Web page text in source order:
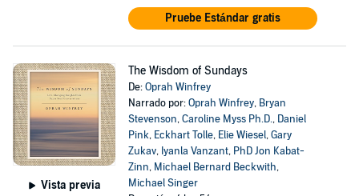
Pruebe Estándar gratis
Vista previa
The Wisdom of Sundays
De:Oprah Winfrey
Narrado por:Oprah Winfrey, Bryan
Stevenson,Caroline Myss Ph.D., Daniel
Pink, Eckhart Tolle, Elie Wiesel,Gary
Zukav, Iyanla Vanzant, PhD Jon Kabat-
Zinn, Michael Bernard Beckwith,
Michael Singer